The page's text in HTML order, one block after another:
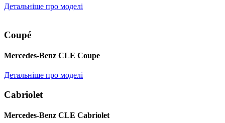
Детальніше про моделі
Coupé
Mercedes-Benz CLE Coupe
Детальніше про моделі
Cabriolet
Mercedes-Benz CLE Cabriolet